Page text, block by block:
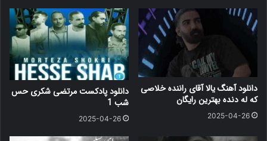
دانلود آهنگ یالا آقای راننده خلاصی
که له دنده بهترین رایگان
2025-04-26
دانلود پادکست مرتضی شکری حس
شب 1
2025-04-26